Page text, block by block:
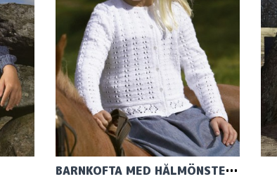
BARNKOFTA MED HÅLMÖNSTER I TILDA